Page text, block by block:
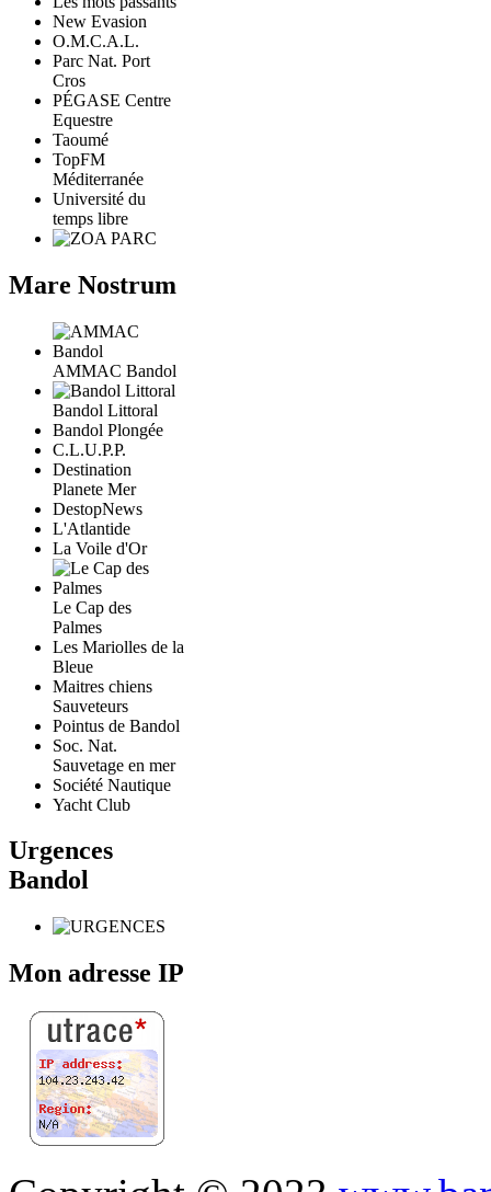
New Evasion
O.M.C.A.L.
Parc Nat. Port
Cros
PÉGASE Centre
Equestre
Taoumé
TopFM
Méditerranée
Université du
temps libre
Mare Nostrum
AMMAC Bandol
Bandol Littoral
Bandol Plongée
C.L.U.P.P.
Destination
Planete Mer
DestopNews
L'Atlantide
La Voile d'Or
Le Cap des
Palmes
Les Mariolles de la
Bleue
Maitres chiens
Sauveteurs
Pointus de Bandol
Soc. Nat.
Sauvetage en mer
Société Nautique
Yacht Club
Urgences
Bandol
Mon adresse IP